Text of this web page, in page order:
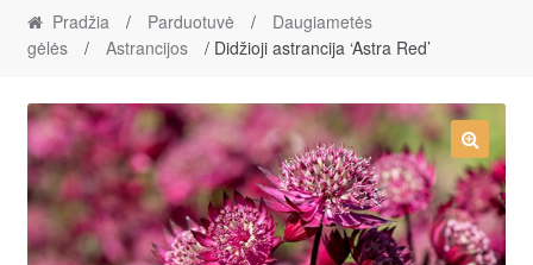
Pradžia / Parduotuvė /
Daugiametės
gėlės
/ Astrancijos / Didžioji astrancija ‘Astra Red’